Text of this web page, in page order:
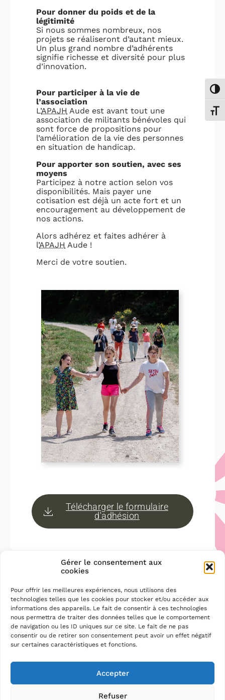
Gérer le consentement aux
cookies
Pour offrir les meilleures expériences, nous utilisons des
technologies telles que les cookies pour stocker et/ou accéder aux
informations des appareils. Le fait de consentir à ces technologies
nous permettra de traiter des données telles que le comportement
de navigation ou les ID uniques sur ce site. Le fait de ne pas
consentir ou de retirer son consentement peut avoir un effet négatif
sur certaines caractéristiques et fonctions.
Accepter
Refuser
Pour donner du poids et de la
légitimité
Si nous sommes nombreux, nos
projets se réaliseront d’autant mieux.
Un plus grand nombre d’adhérents
signifie richesse et diversité pour plus
d’innovation.
Pour participer à la vie de
l’association
L’APAJH Aude est avant tout une
association de militants bénévoles qui
sont force de propositions pour
l’amélioration de la vie des personnes
en situation de handicap.
Pour apporter son soutien, avec ses
moyens
Participez à notre action selon vos
disponibilités. Mais payer une
cotisation est déjà un acte fort et un
encouragement au développement de
nos actions.
Alors adhérez et faites adhérer à
l’APAJH Aude !
Merci de votre soutien.
Télécharger le formulaire
d'adhésion